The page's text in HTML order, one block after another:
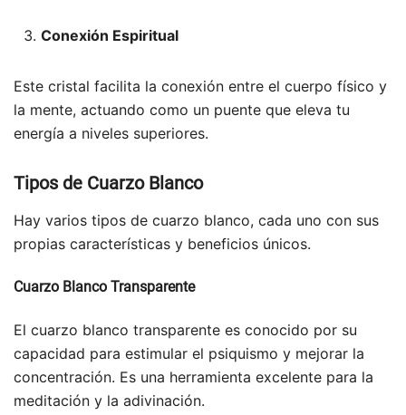
Conexión Espiritual
Este cristal facilita la conexión entre el cuerpo físico y
la mente, actuando como un puente que eleva tu
energía a niveles superiores.
Tipos de Cuarzo Blanco
Hay varios tipos de cuarzo blanco, cada uno con sus
propias características y beneficios únicos.
Cuarzo Blanco Transparente
El cuarzo blanco transparente es conocido por su
capacidad para estimular el psiquismo y mejorar la
concentración. Es una herramienta excelente para la
meditación y la adivinación.